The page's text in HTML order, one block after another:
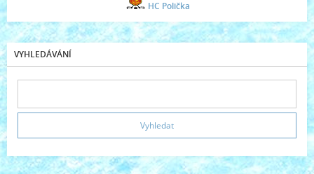
HC Polička
VYHLEDÁVÁNÍ